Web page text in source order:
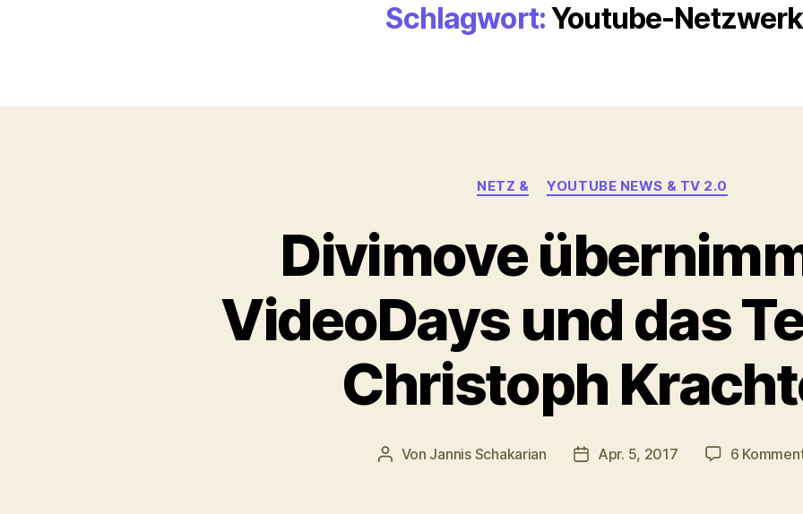
Schlagwort:Youtube-
Kategorien
NETZ & YOUTUBE NEWS & TV 2.0
Divimove
VideoDays und das
Christoph
Beitragsautor
Von Jannis Schakarian Veröffentlichungsdatum
Apr. 5, 2017 6